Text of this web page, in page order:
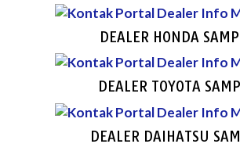
DEALER HONDA
DEALER TOYOTA
DEALER DAIHATSU